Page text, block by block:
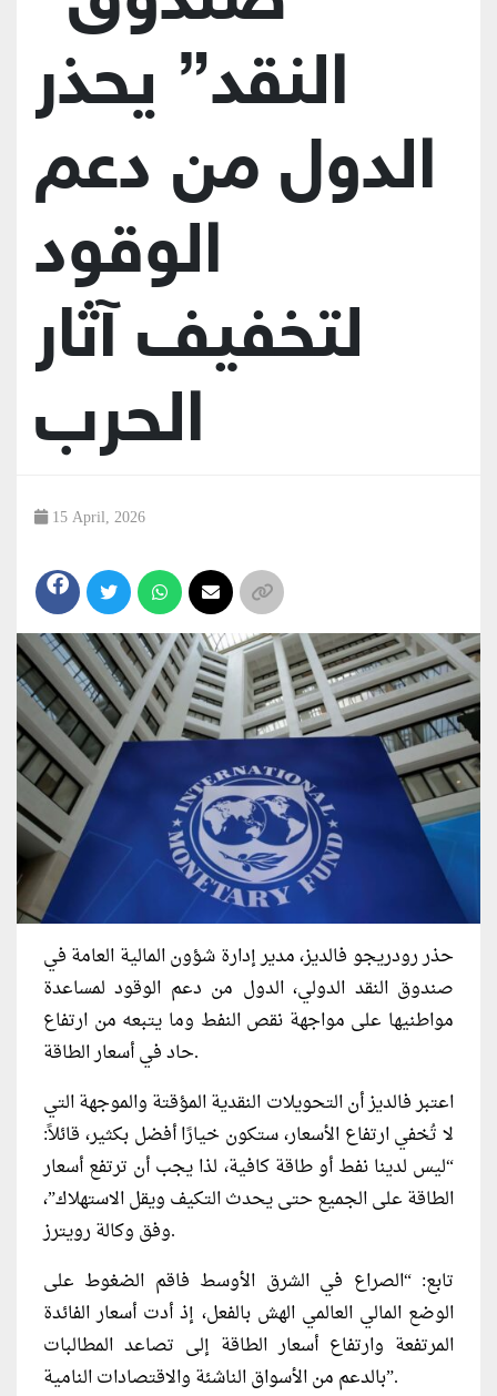
النقد” يحذر
الدول من دعم
الوقود
لتخفيف آثار
الحرب
15 April, 2026
حذر رودريجو فالديز، مدير إدارة شؤون المالية العامة في
صندوق النقد الدولي، الدول من دعم الوقود لمساعدة
مواطنيها على مواجهة نقص النفط وما يتبعه من ارتفاع
حاد في أسعار الطاقة.
اعتبر فالديز أن التحويلات النقدية المؤقتة والموجهة التي
لا تُخفي ارتفاع الأسعار، ستكون خيارًا أفضل بكثير، قائلاً:
“ليس لدينا نفط أو طاقة كافية، لذا يجب أن ترتفع أسعار
الطاقة على الجميع حتى يحدث التكيف ويقل الاستهلاك”،
وفق وكالة رويترز.
تابع: “الصراع في الشرق الأوسط فاقم الضغوط على
الوضع المالي العالمي الهش بالفعل، إذ أدت أسعار الفائدة
المرتفعة وارتفاع أسعار الطاقة إلى تصاعد المطالبات
بالدعم من الأسواق الناشئة والاقتصادات النامية”.